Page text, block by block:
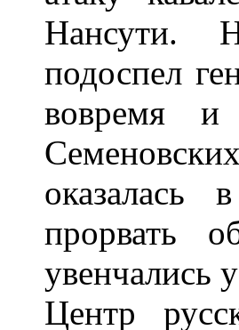
Нансути.
подоспел
вовремя и
оказалась
прорвать
увенчались
Центр